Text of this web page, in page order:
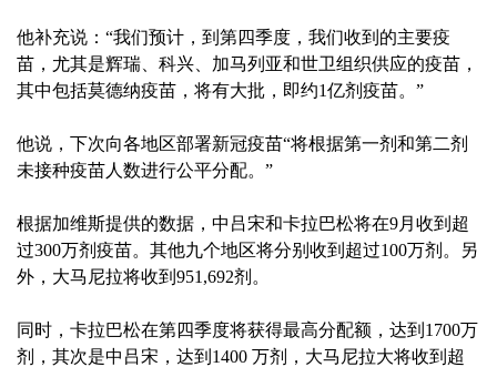
他补充说：“我们预计，到第四季度，我们收到的主要疫
苗，尤其是辉瑞、科兴、加马列亚和世卫组织供应的疫苗，
其中包括莫德纳疫苗，将有大批，即约1亿剂疫苗。”
他说，下次向各地区部署新冠疫苗“将根据第一剂和第二剂
未接种疫苗人数进行公平分配。”
根据加维斯提供的数据，中吕宋和卡拉巴松将在9月收到超
过300万剂疫苗。其他九个地区将分别收到超过100万剂。另
外，大马尼拉将收到951,692剂。
同时，卡拉巴松在第四季度将获得最高分配额，达到1700万
剂，其次是中吕宋，达到1400 万剂，大马尼拉大将收到超